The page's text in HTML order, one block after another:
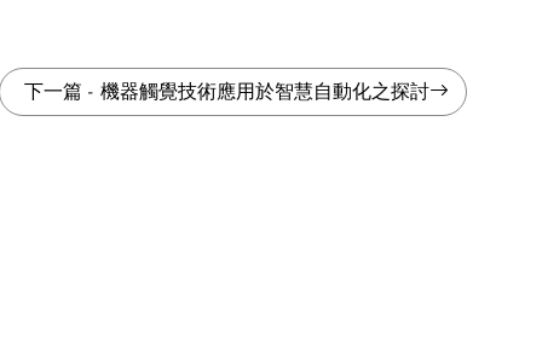
下一篇 - 機器觸覺技術應用於智慧自動化之探討